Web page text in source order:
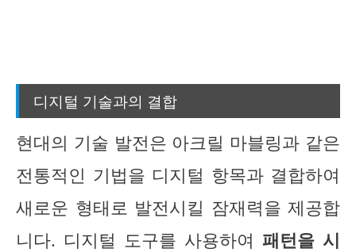
디지털 기술과의 결합
현대의 기술 발전은 아크릴 마블링과 같은
전통적인 기법을 디지털 항목과 결합하여
새로운 형태로 발전시킬 잠재력을 제공합
니다. 디지털 도구를 사용하여 패턴을 시